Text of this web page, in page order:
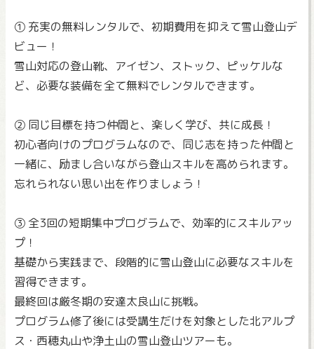
① 充実の無料レンタルで、初期費用を抑えて雪山登山デ
ビュー！
雪山対応の登山靴、アイゼン、ストック、ピッケルな
ど、必要な装備を全て無料でレンタルできます。
② 同じ目標を持つ仲間と、楽しく学び、共に成長！
初心者向けのプログラムなので、同じ志を持った仲間と
一緒に、励まし合いながら登山スキルを高められます。
忘れられない思い出を作りましょう！
③ 全3回の短期集中プログラムで、効率的にスキルアッ
プ！
基礎から実践まで、段階的に雪山登山に必要なスキルを
習得できます。
最終回は厳冬期の安達太良山に挑戦。
プログラム修了後には受講生だけを対象とした北アルプ
ス・西穂丸山や浄土山の雪山登山ツアーも。